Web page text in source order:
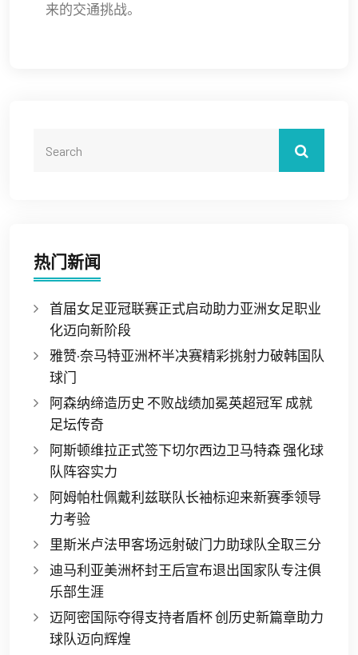
来的交通挑战。
热门新闻
首届女足亚冠联赛正式启动助力亚洲女足职业
化迈向新阶段
雅赞·奈马特亚洲杯半决赛精彩挑射力破韩国队
球门
阿森纳缔造历史 不败战绩加冕英超冠军 成就
足坛传奇
阿斯顿维拉正式签下切尔西边卫马特森 强化球
队阵容实力
阿姆帕杜佩戴利兹联队长袖标迎来新赛季领导
力考验
里斯米卢法甲客场远射破门力助球队全取三分
迪马利亚美洲杯封王后宣布退出国家队专注俱
乐部生涯
迈阿密国际夺得支持者盾杯 创历史新篇章助力
球队迈向辉煌